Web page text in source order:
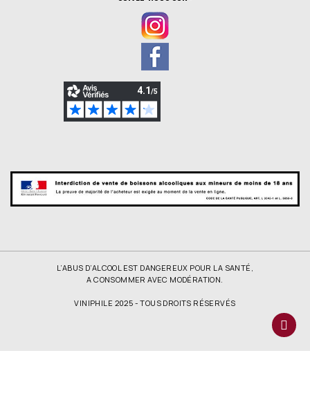
L’ABUS D’ALCOOL EST DANGEREUX POUR LA SANTÉ,
A CONSOMMER AVEC MODÉRATION.
VINIPHILE 2025 - TOUS DROITS RÉSERVÉS